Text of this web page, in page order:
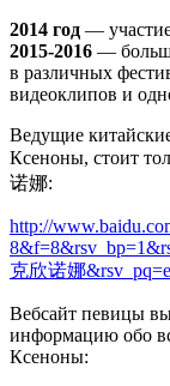
2014 год —
2015-2016 —
в различных
видеоклипов и
Ведущие
Ксеноны, стоит
诺娜:
http://
克欣诺娜
Вебсайт певицы
информацию обо
Ксеноны: